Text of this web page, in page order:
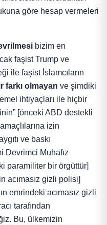
göre hesap vermeleri
bizim en
faşist Trump ve
ile faşist İslamcıların
farkı olmayan ve şimdiki
ihtiyaçları ile hiçbir
[önceki ABD destekli
izin
ve baskı
Devrimci Muhafız
paramiliter bir örgüttür]
acımasız gizli polisi]
emrindeki acımasız gizli
tarafından
Bu, ülkemizin